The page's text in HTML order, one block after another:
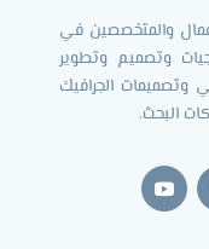
والمتخصصين في
وتصميم وتطوير
وتصميمات الجرافيك
البحث.